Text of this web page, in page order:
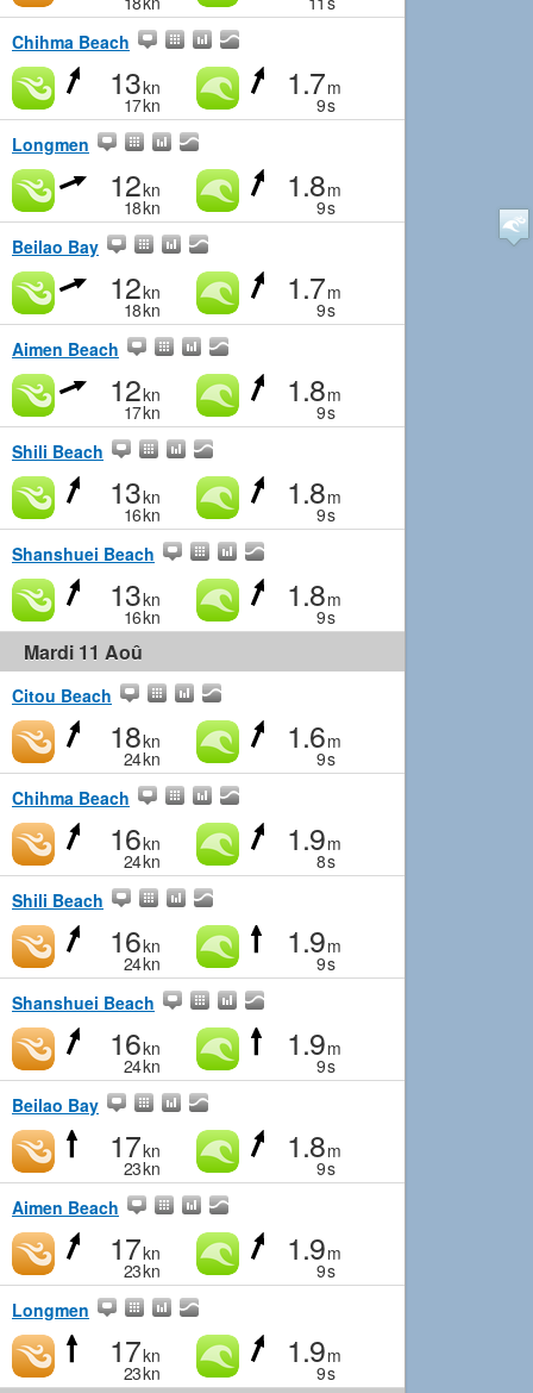
Chihma Beach
13kn
17kn
1.7m
9s
Longmen
12kn
18kn
1.8m
9s
Beilao Bay
12kn
18kn
1.7m
9s
Aimen Beach
12kn
17kn
1.8m
9s
Shili Beach
13kn
16kn
1.8m
9s
Shanshuei Beach
13kn
16kn
1.8m
9s
Mardi 11 Aoû
Citou Beach
18kn
24kn
1.6m
9s
Chihma Beach
16kn
24kn
1.9m
8s
Shili Beach
16kn
24kn
1.9m
9s
Shanshuei Beach
16kn
24kn
1.9m
9s
Beilao Bay
17kn
23kn
1.8m
9s
Aimen Beach
17kn
23kn
1.9m
9s
Longmen
17kn
23kn
1.9m
9s